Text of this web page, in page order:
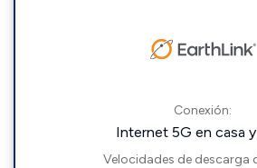
Conexión:
Internet 5G en casa y
Velocidades de descarga